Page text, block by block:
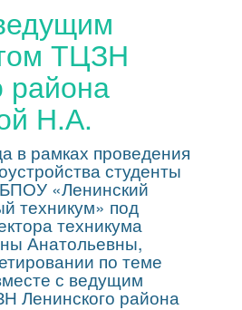
ТЦЗН
района
Н.А.
в рамках проведения
студенты
«Ленинский
техникум» под
техникума
Анатольевны,
по теме
с ведущим
Ленинского района